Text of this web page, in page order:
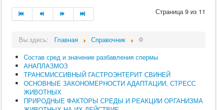
Страница 9 из 11
Вы здесь: Главная Справочник
Ф
Состав сред и значение разбавления спермы
АНАПЛАЗМОЗ
ТРАНСМИССИВНЫЙ ГАСТРОЭНТЕРИТ СВИНЕЙ
ОСНОВНЫЕ ЗАКОНОМЕРНОСТИ АДАПТАЦИИ, СТРЕСС
ЖИВОТНЫХ
ПРИРОДНЫЕ ФАКТОРЫ СРЕДЫ И РЕАКЦИИ ОРГАНИЗМА